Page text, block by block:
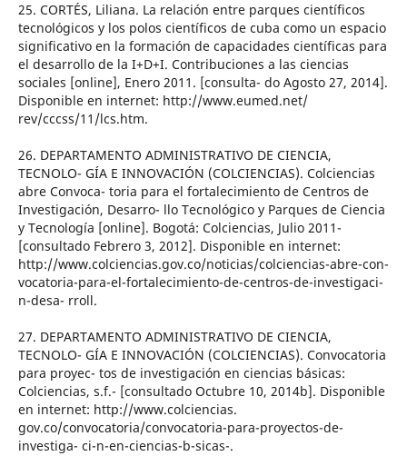
25. CORTÉS, Liliana. La relación entre parques científicos
tecnológicos y los polos científicos de cuba como un espacio
significativo en la formación de capacidades científicas para
el desarrollo de la I+D+I. Contribuciones a las ciencias
sociales [online], Enero 2011. [consulta- do Agosto 27, 2014].
Disponible en internet: http://www.eumed.net/
rev/cccss/11/lcs.htm.
26. DEPARTAMENTO ADMINISTRATIVO DE CIENCIA,
TECNOLO- GÍA E INNOVACIÓN (COLCIENCIAS). Colciencias
abre Convoca- toria para el fortalecimiento de Centros de
Investigación, Desarro- llo Tecnológico y Parques de Ciencia
y Tecnología [online]. Bogotá: Colciencias, Julio 2011-
[consultado Febrero 3, 2012]. Disponible en internet:
http://www.colciencias.gov.co/noticias/colciencias-abre-con-
vocatoria-para-el-fortalecimiento-de-centros-de-investigaci-
n-desa- rroll.
27. DEPARTAMENTO ADMINISTRATIVO DE CIENCIA,
TECNOLO- GÍA E INNOVACIÓN (COLCIENCIAS). Convocatoria
para proyec- tos de investigación en ciencias básicas:
Colciencias, s.f.- [consultado Octubre 10, 2014b]. Disponible
en internet: http://www.colciencias.
gov.co/convocatoria/convocatoria-para-proyectos-de-
investiga- ci-n-en-ciencias-b-sicas-.